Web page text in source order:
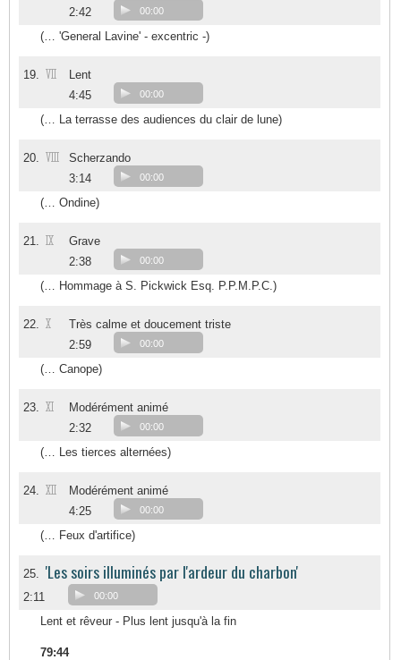
2:42
00:00
(… 'General Lavine' - excentric -)
19. VII
Lent
4:45
00:00
(… La terrasse des audiences du clair de lune)
20. VIII
Scherzando
3:14
00:00
(… Ondine)
21. IX
Grave
2:38
00:00
(… Hommage à S. Pickwick Esq. P.P.M.P.C.)
22. X
Très calme et doucement triste
2:59
00:00
(… Canope)
23. XI
Modérément animé
2:32
00:00
(… Les tierces alternées)
24. XII
Modérément animé
4:25
00:00
(… Feux d'artifice)
25. 'Les soirs illuminés par l'ardeur du charbon'
2:11 00:00
Lent et rêveur - Plus lent jusqu'à la fin
79:44